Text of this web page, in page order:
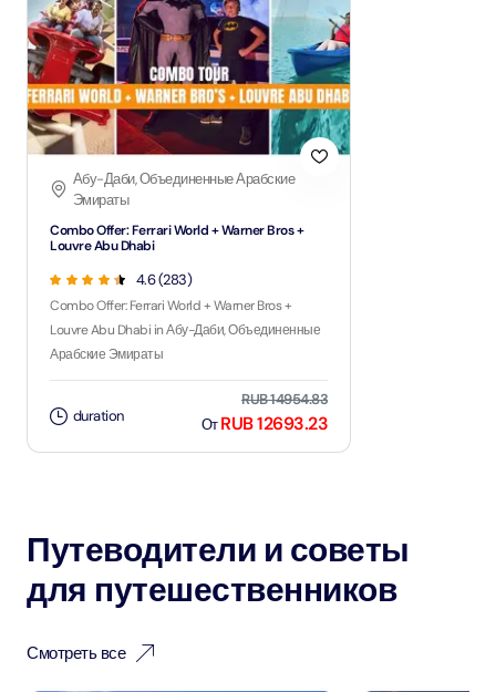
Абу-Даби, Объединенные Арабские
Эмираты
Combo Offer: Ferrari World + Warner Bros +
Louvre Abu Dhabi
4.6 (283)
Combo Offer: Ferrari World + Warner Bros +
Louvre Abu Dhabi in Абу-Даби, Объединенные
Арабские Эмираты
duration
RUB 14954.83
ОтRUB 12693.23
Путеводители и советы
для путешественников
Смотреть все